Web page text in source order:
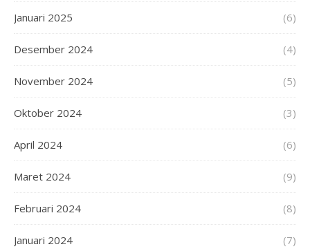
Januari 2025 (6)
Desember 2024 (4)
November 2024 (5)
Oktober 2024 (3)
April 2024 (6)
Maret 2024 (9)
Februari 2024 (8)
Januari 2024 (7)